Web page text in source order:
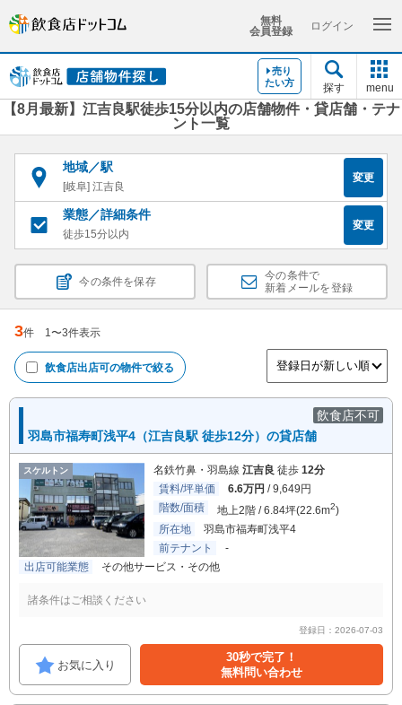
無料
会員登録
ログイン
売り
たい方
探す menu
【8月最新】江吉良駅徒歩15分以内の店舗物件・貸店舗・テナ
ント一覧
地域／駅
[岐阜] 江吉良
変更
業態／詳細条件
徒歩15分以内
変更
今の条件を保存
今の条件で
新着メールを登録
3件 1〜3件表示
飲食店出店可の物件で絞る
飲食店不可
羽島市福寿町浅平4（江吉良駅 徒歩12分）の貸店舗
スケルトン 名鉄竹鼻・羽島線 江吉良 徒歩 12分
賃料/坪単価
6.6万円 / 9,649円
階数/面積
地上2階 / 6.84坪(22.6m2)
所在地
羽島市福寿町浅平4
前テナント
-
出店可能業態
その他サービス・その他
諸条件はご相談ください
登録日：2026-07-03
お気に入り
30秒で完了！
無料問い合わせ